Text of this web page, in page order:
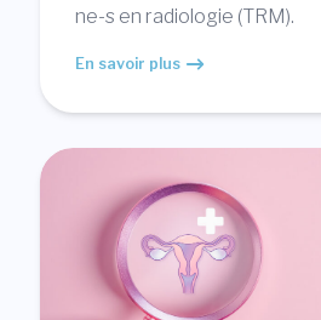
ne-s en radiologie (TRM).
En savoir plus